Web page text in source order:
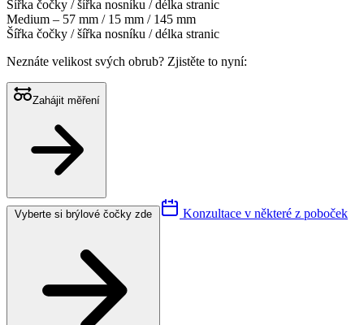
Šířka čočky / šířka nosníku / délka stranic
Medium – 57 mm / 15 mm / 145 mm
Šířka čočky / šířka nosníku / délka stranic
Neznáte velikost svých obrub? Zjistěte to nyní:
Zahájit měření
Konzultace v některé z poboček